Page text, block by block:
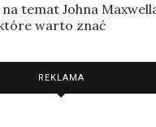
temat Johna
warto znać
REKLAMA